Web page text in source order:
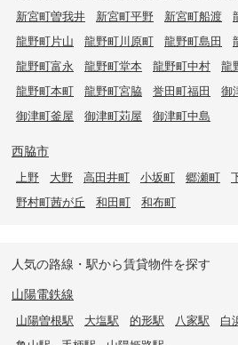
新宮町曽我井
新宮町平野 新宮町船渡
龍野町片山
龍野町川原町 龍野町島田
龍野町富永
龍野町堂本 龍野町中村 龍
龍野町本町
龍野町宮脇 誉田町福田 御
御津町釜屋
御津町苅屋 御津町中島
西脇市
上野 大野 高田井町 小坂町 郷瀬町
野村町茜が丘
和田町 和布町
人気の路線・駅から賃貸物件を探す
山陽電鉄線
山陽曽根駅 大塩駅 的形駅 八家駅 白